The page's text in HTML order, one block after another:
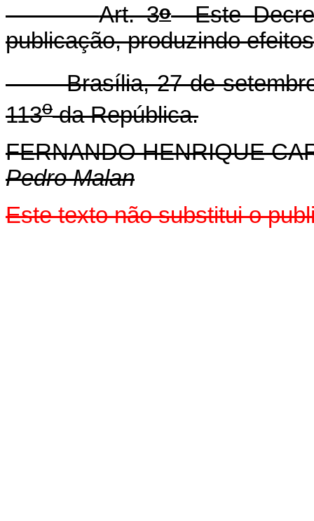
Art. 3oEste
publicação, produzindo
Brasília, 27 de setembro
113oda República.
FERNANDO HENRIQUE
Pedro Malan
Este texto não substitui o